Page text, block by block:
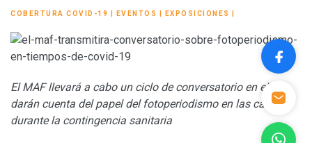
COBERTURA COVID-19 EVENTOS EXPOSICIONES
El MAF llevará a cabo un ciclo de conversatorio en el que
darán cuenta del papel del fotoperiodismo en las calles
durante la contingencia sanitaria